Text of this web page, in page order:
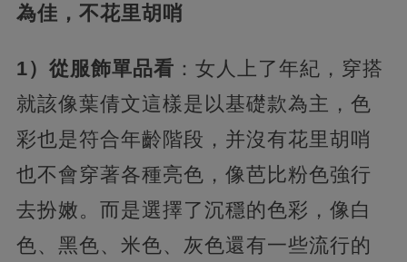
為佳，不花里胡哨
1）從服飾單品看 ：女人上了年紀，穿搭
就該像葉倩文這樣是以基礎款為主，色
彩也是符合年齡階段，并沒有花里胡哨
也不會穿著各種亮色，像芭比粉色強行
去扮嫩。而是選擇了沉穩的色彩，像白
色、黑色、米色、灰色還有一些流行的